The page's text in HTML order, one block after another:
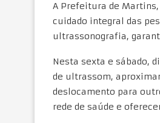
A Prefeitura de
cuidado integral das
ultrassonografia,
Nesta sexta e sábado,
de ultrassom,
deslocamento para
rede de saúde e